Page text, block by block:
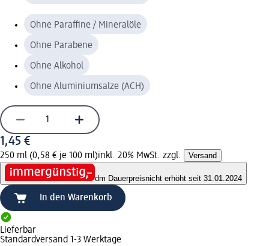
Ohne Paraffine / Mineralöle
Ohne Parabene
Ohne Alkohol
Ohne Aluminiumsalze (ACH)
1,45 €
250 ml (0,58 € je 100 ml)inkl. 20% MwSt. zzgl. Versand
dm Dauerpreisnicht erhöht seit 31.01.2024
In den Warenkorb
Lieferbar
Standardversand 1-3 Werktage